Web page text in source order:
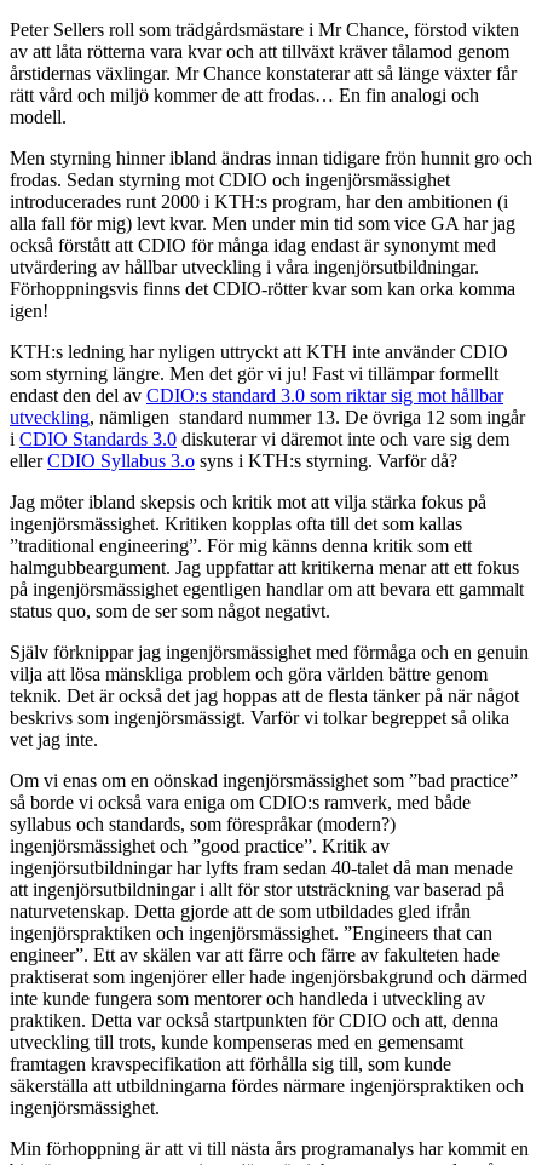
Peter Sellers roll som trädgårdsmästare i Mr Chance, förstod vikten
av att låta rötterna vara kvar och att tillväxt kräver tålamod genom
årstidernas växlingar. Mr Chance konstaterar att så länge växter får
rätt vård och miljö kommer de att frodas… En fin analogi och
modell.
Men styrning hinner ibland ändras innan tidigare frön hunnit gro och
frodas. Sedan styrning mot CDIO och ingenjörsmässighet
introducerades runt 2000 i KTH:s program, har den ambitionen (i
alla fall för mig) levt kvar. Men under min tid som vice GA har jag
också förstått att CDIO för många idag endast är synonymt med
utvärdering av hållbar utveckling i våra ingenjörsutbildningar.
Förhoppningsvis finns det CDIO-rötter kvar som kan orka komma
igen!
KTH:s ledning har nyligen uttryckt att KTH inte använder CDIO
som styrning längre. Men det gör vi ju! Fast vi tillämpar formellt
endast den del av CDIO:s standard 3.0 som riktar sig mot hållbar
utveckling, nämligen standard nummer 13. De övriga 12 som ingår
i CDIO Standards 3.0 diskuterar vi däremot inte och vare sig dem
ellerCDIO Syllabus 3.o syns i KTH:s styrning. Varför då?
Jag möter ibland skepsis och kritik mot att vilja stärka fokus på
ingenjörsmässighet. Kritiken kopplas ofta till det som kallas
”traditional engineering”. För mig känns denna kritik som ett
halmgubbeargument. Jag uppfattar att kritikerna menar att ett fokus
på ingenjörsmässighet egentligen handlar om att bevara ett gammalt
status quo, som de ser som något negativt.
Själv förknippar jag ingenjörsmässighet med förmåga och en genuin
vilja att lösa mänskliga problem och göra världen bättre genom
teknik. Det är också det jag hoppas att de flesta tänker på när något
beskrivs som ingenjörsmässigt. Varför vi tolkar begreppet så olika
vet jag inte.
Om vi enas om en oönskad ingenjörsmässighet som ”bad practice”
så borde vi också vara eniga om CDIO:s ramverk, med både
syllabus och standards, som förespråkar (modern?)
ingenjörsmässighet och ”good practice”. Kritik av
ingenjörsutbildningar har lyfts fram sedan 40-talet då man menade
att ingenjörsutbildningar i allt för stor utsträckning var baserad på
naturvetenskap. Detta gjorde att de som utbildades gled ifrån
ingenjörspraktiken och ingenjörsmässighet. ”Engineers that can
engineer”. Ett av skälen var att färre och färre av fakulteten hade
praktiserat som ingenjörer eller hade ingenjörsbakgrund och därmed
inte kunde fungera som mentorer och handleda i utveckling av
praktiken. Detta var också startpunkten för CDIO och att, denna
utveckling till trots, kunde kompenseras med en gemensamt
framtagen kravspecifikation att förhålla sig till, som kunde
säkerställa att utbildningarna fördes närmare ingenjörspraktiken och
ingenjörsmässighet.
Min förhoppning är att vi till nästa års programanalys har kommit en